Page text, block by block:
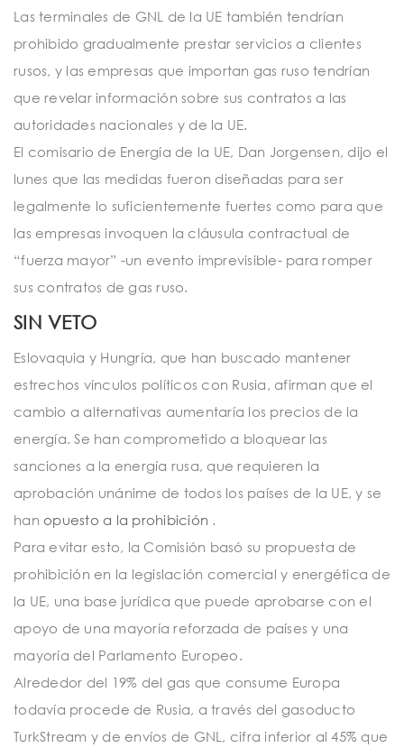
Las terminales de GNL de la UE también tendrían
prohibido gradualmente prestar servicios a clientes
rusos, y las empresas que importan gas ruso tendrían
que revelar información sobre sus contratos a las
autoridades nacionales y de la UE.
El comisario de Energía de la UE, Dan Jorgensen, dijo el
lunes que las medidas fueron diseñadas para ser
legalmente lo suficientemente fuertes como para que
las empresas invoquen la cláusula contractual de
“fuerza mayor” -un evento imprevisible- para romper
sus contratos de gas ruso.
SIN VETO
Eslovaquia y Hungría, que han buscado mantener
estrechos vínculos políticos con Rusia, afirman que el
cambio a alternativas aumentaría los precios de la
energía. Se han comprometido a bloquear las
sanciones a la energía rusa, que requieren la
aprobación unánime de todos los países de la UE, y se
han opuesto a la prohibición .
Para evitar esto, la Comisión basó su propuesta de
prohibición en la legislación comercial y energética de
la UE, una base jurídica que puede aprobarse con el
apoyo de una mayoría reforzada de países y una
mayoría del Parlamento Europeo.
Alrededor del 19% del gas que consume Europa
todavía procede de Rusia, a través del gasoducto
TurkStream y de envíos de GNL, cifra inferior al 45% que